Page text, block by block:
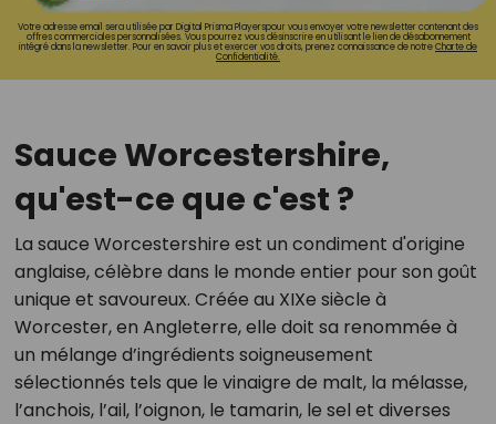
Votre adresse email sera utilisée par Digital Prisma Playerspour vous envoyer votre newsletter contenant des
offres commerciales personnalisées. Vous pourrez vous désinscrire en utilisant le lien de désabonnement
intégré dans la newsletter. Pour en savoir plus et exercer vos droits, prenez connaissance de notreCharte de
Confidentialité.
Sauce Worcestershire,
qu'est-ce que c'est ?
La sauce Worcestershire est un condiment d'origine
anglaise, célèbre dans le monde entier pour son goût
unique et savoureux. Créée au XIXe siècle à
Worcester, en Angleterre, elle doit sa renommée à
un mélange d’ingrédients soigneusement
sélectionnés tels que le vinaigre de malt, la mélasse,
l’anchois, l’ail, l’oignon, le tamarin, le sel et diverses